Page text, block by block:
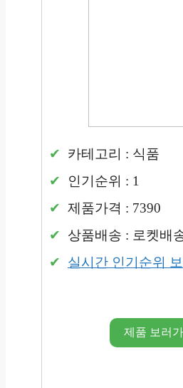
카테고리 : 식품
인기순위 : 1
제품가격 : 7390
상품배송 : 로켓배
실시간 인기순위
제품 보러가